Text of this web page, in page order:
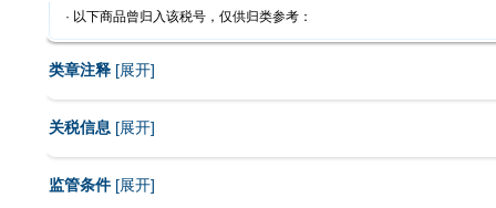
· 以下商品曾归入该税号，仅供归类参考：
类章注释[展开]
关税信息 [展开]
监管条件[展开]